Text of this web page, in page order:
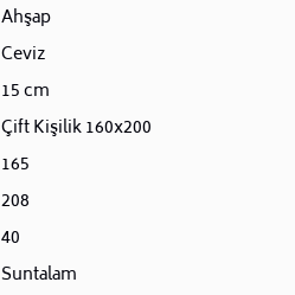
Ahşap
Ceviz
15 cm
Çift Kişilik 160x200
165
208
40
Suntalam